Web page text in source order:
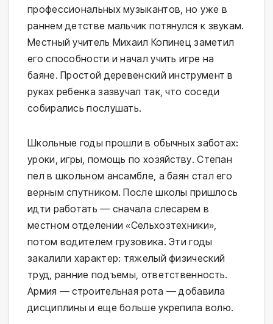
профессиональных музыкантов, но уже в
раннем детстве мальчик потянулся к звукам.
Местный учитель Михаил Копинец заметил
его способности и начал учить игре на
баяне. Простой деревенский инструмент в
руках ребенка зазвучал так, что соседи
собирались послушать.
Школьные годы прошли в обычных заботах:
уроки, игры, помощь по хозяйству. Степан
пел в школьном ансамбле, а баян стал его
верным спутником. После школы пришлось
идти работать — сначала слесарем в
местном отделении «Сельхозтехники»,
потом водителем грузовика. Эти годы
закалили характер: тяжелый физический
труд, ранние подъемы, ответственность.
Армия — строительная рота — добавила
дисциплины и еще больше укрепила волю.